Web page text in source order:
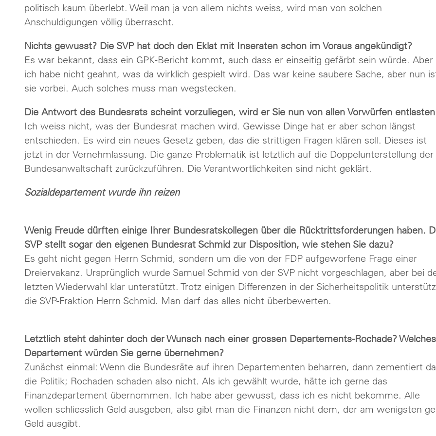
politisch kaum überlebt. Weil man ja von allem nichts weiss, wird man von solchen
Anschuldigungen völlig überrascht.
Nichts gewusst? Die SVP hat doch den Eklat mit Inseraten schon im Voraus angekündigt?
Es war bekannt, dass ein GPK-Bericht kommt, auch dass er einseitig gefärbt sein würde. Aber
ich habe nicht geahnt, was da wirklich gespielt wird. Das war keine saubere Sache, aber nun
sie vorbei. Auch solches muss man wegstecken.
Die Antwort des Bundesrats scheint vorzuliegen, wird er Sie nun von allen Vorwürfen
Ich weiss nicht, was der Bundesrat machen wird. Gewisse Dinge hat er aber schon längst
entschieden. Es wird ein neues Gesetz geben, das die strittigen Fragen klären soll. Dieses ist
jetzt in der Vernehmlassung. Die ganze Problematik ist letztlich auf die Doppelunterstellung der
Bundesanwaltschaft zurückzuführen. Die Verantwortlichkeiten sind nicht geklärt.
Sozialdepartement wurde ihn reizen
Wenig Freude dürften einige Ihrer Bundesratskollegen über die Rücktrittsforderungen haben.
SVP stellt sogar den eigenen Bundesrat Schmid zur Disposition, wie stehen Sie dazu?
Es geht nicht gegen Herrn Schmid, sondern um die von der FDP aufgeworfene Frage einer
Dreiervakanz. Ursprünglich wurde Samuel Schmid von der SVP nicht vorgeschlagen, aber bei
letzten Wiederwahl klar unterstützt. Trotz einigen Differenzen in der Sicherheitspolitik
die SVP-Fraktion Herrn Schmid. Man darf das alles nicht überbewerten.
Letztlich steht dahinter doch der Wunsch nach einer grossen Departements-Rochade? Welches
Departement würden Sie gerne übernehmen?
Zunächst einmal: Wenn die Bundesräte auf ihren Departementen beharren, dann zementiert
die Politik; Rochaden schaden also nicht. Als ich gewählt wurde, hätte ich gerne das
Finanzdepartement übernommen. Ich habe aber gewusst, dass ich es nicht bekomme. Alle
wollen schliesslich Geld ausgeben, also gibt man die Finanzen nicht dem, der am wenigsten
Geld ausgibt.